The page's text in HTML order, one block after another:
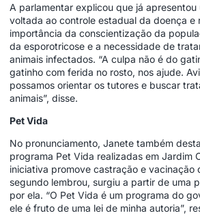
A parlamentar explicou que já apresentou
voltada ao controle estadual da doença e
importância da conscientização da
da esporotricose e a necessidade de
animais infectados. “A culpa não é do
gatinho com ferida no rosto, nos ajude.
possamos orientar os tutores e buscar
animais”, disse.
Pet Vida
No pronunciamento, Janete também
programa Pet Vida realizadas em Jardim
iniciativa promove castração e vacinação
segundo lembrou, surgiu a partir de uma
por ela. “O Pet Vida é um programa do
ele é fruto de uma lei de minha autoria”,